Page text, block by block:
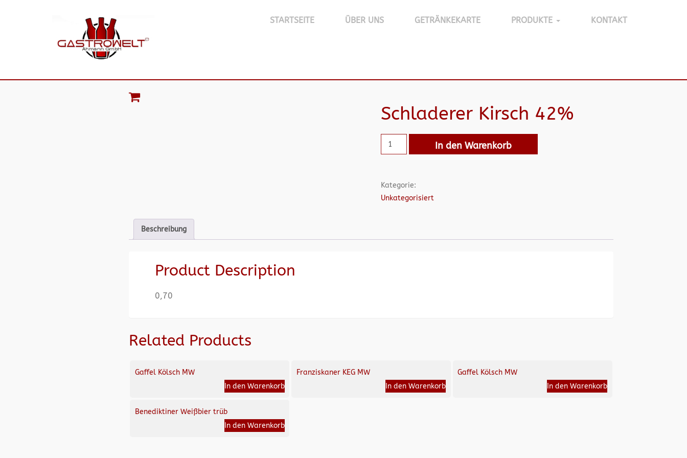
STARTSEITE ÜBER UNS GETRÄNKEKARTE PRODUKTE KONTAKT
Schladerer Kirsch 42%
In den Warenkorb
Kategorie:
Unkategorisiert
Beschreibung
Product Description
0,70
Related Products
Gaffel Kölsch MW
In den Warenkorb
Franziskaner KEG MW
In den Warenkorb
Gaffel Kölsch MW
In den Warenkorb
Benediktiner Weißbier trüb
In den Warenkorb